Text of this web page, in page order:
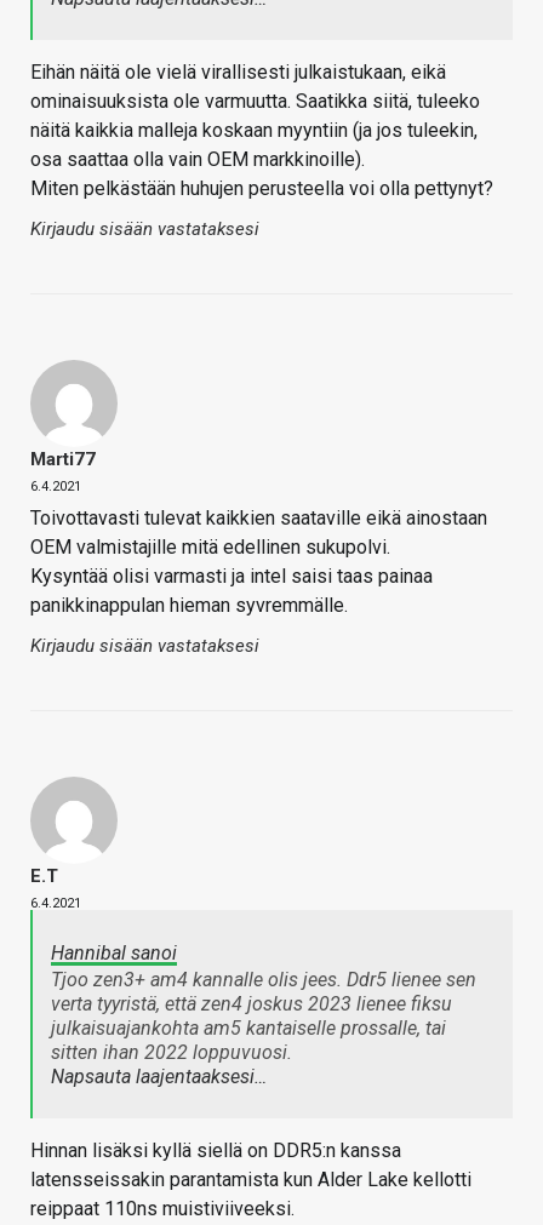
Eihän näitä ole vielä virallisesti julkaistukaan, eikä
ominaisuuksista ole varmuutta. Saatikka siitä, tuleeko
näitä kaikkia malleja koskaan myyntiin (ja jos tuleekin,
osa saattaa olla vain OEM markkinoille).
Miten pelkästään huhujen perusteella voi olla pettynyt?
Kirjaudu sisään vastataksesi
Marti77
6.4.2021
Toivottavasti tulevat kaikkien saataville eikä ainostaan
OEM valmistajille mitä edellinen sukupolvi.
Kysyntää olisi varmasti ja intel saisi taas painaa
panikkinappulan hieman syvremmälle.
Kirjaudu sisään vastataksesi
E.T
6.4.2021
Hannibal sanoi
Tjoo zen3+ am4 kannalle olis jees. Ddr5 lienee sen
verta tyyristä, että zen4 joskus 2023 lienee fiksu
julkaisuajankohta am5 kantaiselle prossalle, tai
sitten ihan 2022 loppuvuosi.
Napsauta laajentaaksesi…
Hinnan lisäksi kyllä siellä on DDR5:n kanssa
latensseissakin parantamista kun Alder Lake kellotti
reippaat 110ns muistiviiveeksi.